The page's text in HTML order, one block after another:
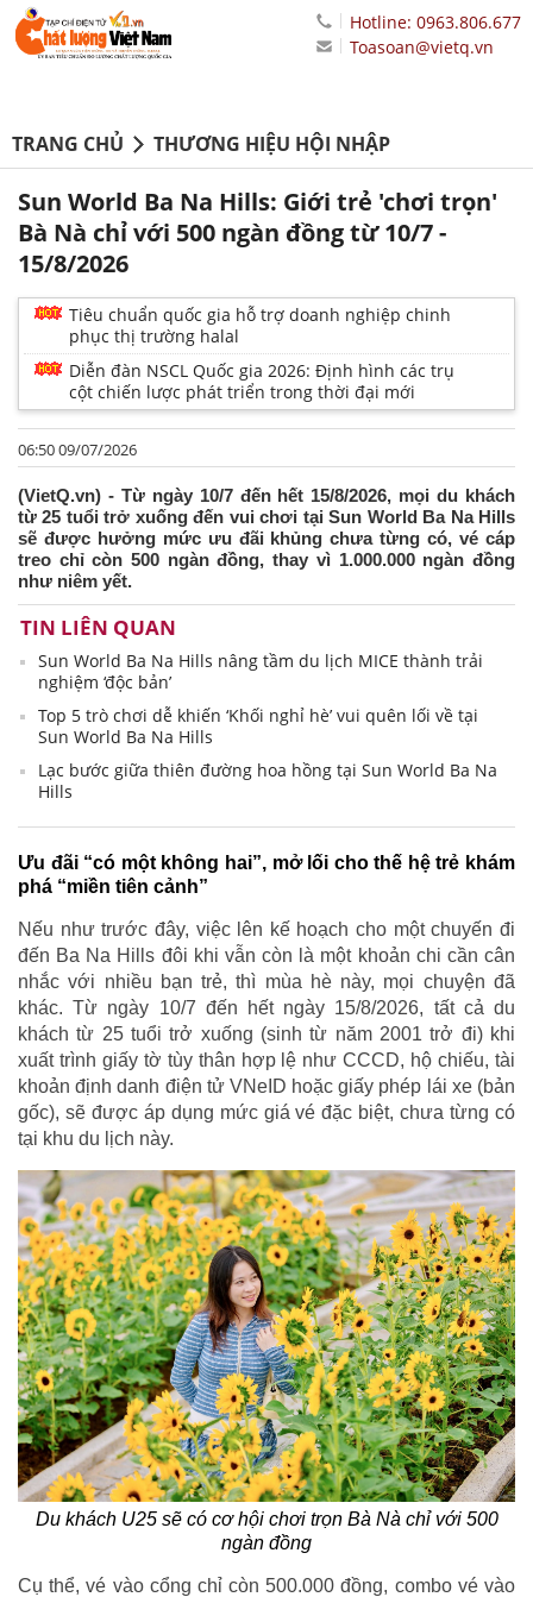
Hotline: 0963.806.677
Toasoan@vietq.vn
TRANG CHỦ THƯƠNG HIỆU HỘI NHẬP
Sun World Ba Na Hills: Giới trẻ 'chơi trọn'
Bà Nà chỉ với 500 ngàn đồng từ 10/7 -
15/8/2026
Tiêu chuẩn quốc gia hỗ trợ doanh nghiệp chinh
phục thị trường halal
Diễn đàn NSCL Quốc gia 2026: Định hình các trụ
cột chiến lược phát triển trong thời đại mới
06:50 09/07/2026
(VietQ.vn) - Từ ngày 10/7 đến hết 15/8/2026, mọi du khách
từ 25 tuổi trở xuống đến vui chơi tại Sun World Ba Na Hills
sẽ được hưởng mức ưu đãi khủng chưa từng có, vé cáp
treo chỉ còn 500 ngàn đồng, thay vì 1.000.000 ngàn đồng
như niêm yết.
TIN LIÊN QUAN
Sun World Ba Na Hills nâng tầm du lịch MICE thành trải
nghiệm ‘độc bản’
Top 5 trò chơi dễ khiến ‘Khối nghỉ hè’ vui quên lối về tại
Sun World Ba Na Hills
Lạc bước giữa thiên đường hoa hồng tại Sun World Ba Na
Hills
Ưu đãi “có một không hai”, mở lối cho thế hệ trẻ khám
phá “miền tiên cảnh”
Nếu như trước đây, việc lên kế hoạch cho một chuyến đi
đến Ba Na Hills đôi khi vẫn còn là một khoản chi cần cân
nhắc với nhiều bạn trẻ, thì mùa hè này, mọi chuyện đã
khác. Từ ngày 10/7 đến hết ngày 15/8/2026, tất cả du
khách từ 25 tuổi trở xuống (sinh từ năm 2001 trở đi) khi
xuất trình giấy tờ tùy thân hợp lệ như CCCD, hộ chiếu, tài
khoản định danh điện tử VNeID hoặc giấy phép lái xe (bản
gốc), sẽ được áp dụng mức giá vé đặc biệt, chưa từng có
tại khu du lịch này.
Du khách U25 sẽ có cơ hội chơi trọn Bà Nà chỉ với 500
ngàn đồng
Cụ thể, vé vào cổng chỉ còn 500.000 đồng, combo vé vào